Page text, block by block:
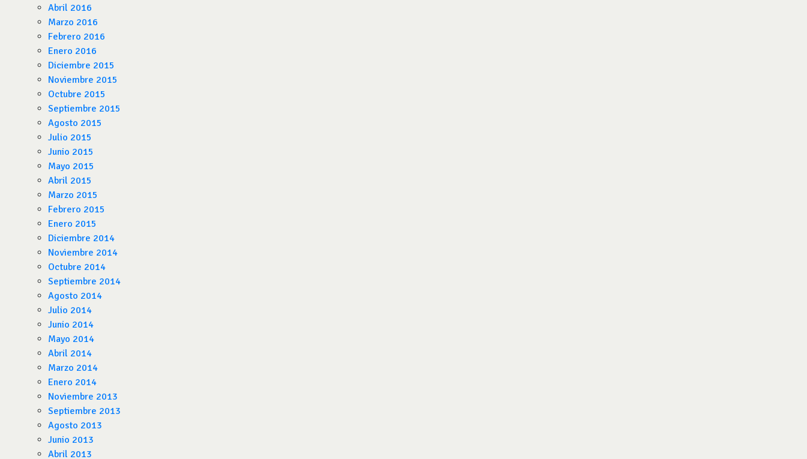
Abril 2016
Marzo 2016
Febrero 2016
Enero 2016
Diciembre 2015
Noviembre 2015
Octubre 2015
Septiembre 2015
Agosto 2015
Julio 2015
Junio 2015
Mayo 2015
Abril 2015
Marzo 2015
Febrero 2015
Enero 2015
Diciembre 2014
Noviembre 2014
Octubre 2014
Septiembre 2014
Agosto 2014
Julio 2014
Junio 2014
Mayo 2014
Abril 2014
Marzo 2014
Enero 2014
Noviembre 2013
Septiembre 2013
Agosto 2013
Junio 2013
Abril 2013